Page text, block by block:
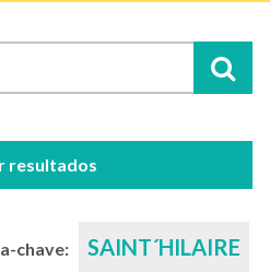
resultados
chave: SAINT´HILAIRE